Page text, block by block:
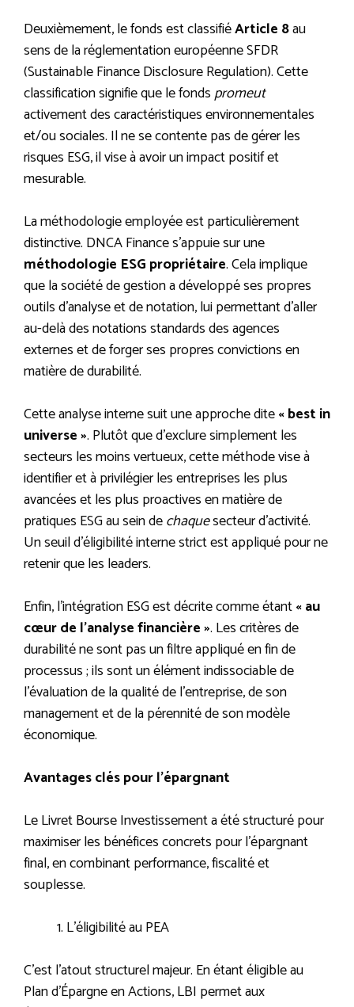
Deuxièmement, le fonds est classifiéArticle 8au
sens de la réglementation européenne SFDR
(Sustainable Finance Disclosure Regulation). Cette
classification signifie que le fondspromeut
activement des caractéristiques environnementales
et/ou sociales. Il ne se contente pas de gérer les
risques ESG, il vise à avoir un impact positif et
mesurable.
La méthodologie employée est particulièrement
distinctive. DNCA Finance s’appuie sur une
méthodologie ESG propriétaire. Cela implique
que la société de gestion a développé ses propres
outils d’analyse et de notation, lui permettant d’aller
au-delà des notations standards des agences
externes et de forger ses propres convictions en
matière de durabilité.
Cette analyse interne suit une approche dite« best in
universe ». Plutôt que d’exclure simplement les
secteurs les moins vertueux, cette méthode vise à
identifier et à privilégier les entreprises les plus
avancées et les plus proactives en matière de
pratiques ESG au sein dechaquesecteur d’activité.
Un seuil d’éligibilité interne strict est appliqué pour ne
retenir que les leaders.
Enfin, l’intégration ESG est décrite comme étant« au
cœur de l’analyse financière ». Les critères de
durabilité ne sont pas un filtre appliqué en fin de
processus ; ils sont un élément indissociable de
l’évaluation de la qualité de l’entreprise, de son
management et de la pérennité de son modèle
économique.
Avantages clés pour l’épargnant
Le Livret Bourse Investissement a été structuré pour
maximiser les bénéfices concrets pour l’épargnant
final, en combinant performance, fiscalité et
souplesse.
L’éligibilité au PEA
C’est l’atout structurel majeur. En étant éligible au
Plan d’Épargne en Actions, LBI permet aux